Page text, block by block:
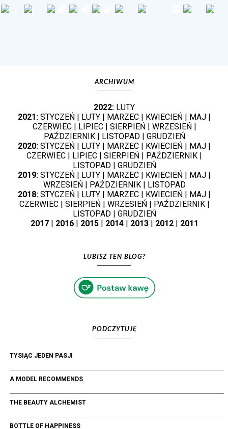
ARCHIWUM
2022: LUTY
2021: STYCZEŃ | LUTY | MARZEC | KWIECIEŃ | MAJ |
CZERWIEC| LIPIEC| SIERPIEŃ | WRZESIEŃ |
PAŹDZIERNIK| LISTOPAD| GRUDZIEŃ
2020: STYCZEŃ | LUTY | MARZEC | KWIECIEŃ | MAJ |
CZERWIEC | LIPIEC | SIERPIEŃ | PAŹDZIERNIK |
LISTOPAD| GRUDZIEŃ
2019: STYCZEŃ | LUTY | MARZEC | KWIECIEŃ | MAJ |
WRZESIEŃ | PAŹDZIERNIK| LISTOPAD
2018: STYCZEŃ | LUTY | MARZEC | KWIECIEŃ | MAJ |
CZERWIEC| SIERPIEŃ | WRZESIEŃ | PAŹDZIERNIK|
LISTOPAD| GRUDZIEŃ
2017| 2016| 2015| 2014| 2013| 2012| 2011
LUBISZ TEN BLOG?
PODCZYTUJĘ
TYSIĄC JEDEN PASJI
A MODEL RECOMMENDS
THE BEAUTY ALCHEMIST
BOTTLE OF HAPPINESS